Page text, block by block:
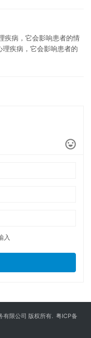
疾病，它会影响患者的情
疾病，它会影响患者的
入
限公司 版权所有. 粤ICP备